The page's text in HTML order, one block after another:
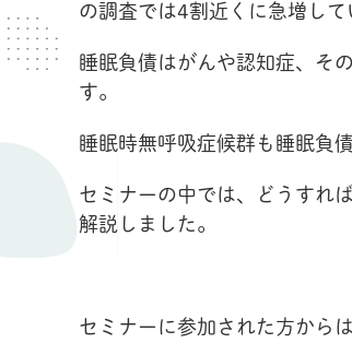
の調査では4割近くに急増して
睡眠負債はがんや認知症、そ
す。
睡眠時無呼吸症候群も睡眠負
セミナーの中では、どうすれ
解説しました。
セミナーに参加された方からは